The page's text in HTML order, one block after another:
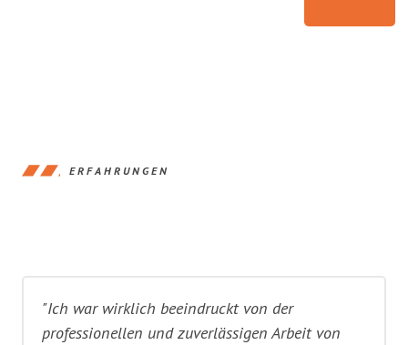
ERFAHRUNGEN
"Ich war wirklich beeindruckt von der
professionellen und zuverlässigen Arbeit von